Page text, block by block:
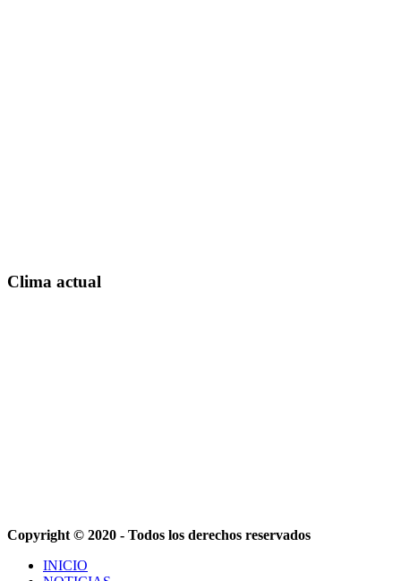
Clima actual
Copyright © 2020 - Todos los derechos reservados
INICIO